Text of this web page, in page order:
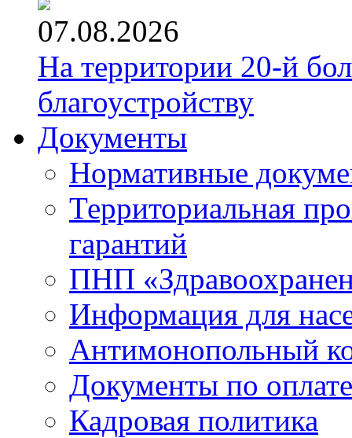
07.08.2026
На территории 20-й
благоустройству
Документы
Нормативные
Территориальная
гарантий
ПНП
Информация для
Антимонопольный
Документы по
Кадровая политика